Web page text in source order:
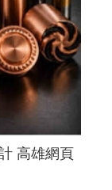
高雄網頁